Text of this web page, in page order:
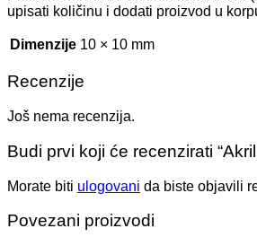
upisati količinu i dodati proizvod u
Dimenzije 10 × 10 mm
Recenzije
Još nema recenzija.
Budi prvi koji će recenzirati
Morate biti ulogovani da biste objavili
Povezani proizvodi